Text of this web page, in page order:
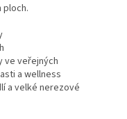
ve veřejných
a wellness
a velké nerezové